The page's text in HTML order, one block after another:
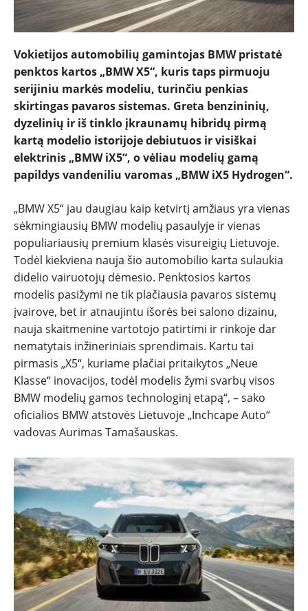
TESTAI
NAUJI
NAUDOTI
REPORTAŽAI
SPORTAS
PATARIMAI
ĮVAIRENYBĖS
Vokietijos automobilių gamintojas BMW pristatė
penktos kartos „BMW X5“, kuris taps pirmuoju
serijiniu markės modeliu, turinčiu penkias
skirtingas pavaros sistemas. Greta benzininių,
dyzelinių ir iš tinklo įkraunamų hibridų pirmą
kartą modelio istorijoje debiutuos ir visiškai
elektrinis „BMW iX5“, o vėliau modelių gamą
papildys vandeniliu varomas „BMW iX5 Hydrogen“.
„BMW X5“ jau daugiau kaip ketvirtį amžiaus yra vienas
sėkmingiausių BMW modelių pasaulyje ir vienas
populiariausių premium klasės visureigių Lietuvoje.
Todėl kiekviena nauja šio automobilio karta sulaukia
didelio vairuotojų dėmesio. Penktosios kartos
modelis pasižymi ne tik plačiausia pavaros sistemų
įvairove, bet ir atnaujintu išorės bei salono dizainu,
nauja skaitmenine vartotojo patirtimi ir rinkoje dar
nematytais inžineriniais sprendimais. Kartu tai
pirmasis „X5“, kuriame plačiai pritaikytos „Neue
Klasse“ inovacijos, todėl modelis žymi svarbų visos
BMW modelių gamos technologinį etapą“, – sako
oficialios BMW atstovės Lietuvoje „Inchcape Auto“
vadovas Aurimas Tamašauskas.